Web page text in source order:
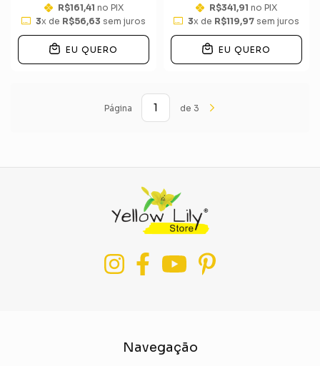
R$161,41 no PIX
3x de R$56,63 sem juros
EU QUERO
R$341,91 no PIX
3x de R$119,97 sem juros
EU QUERO
Página de 3
Navegação